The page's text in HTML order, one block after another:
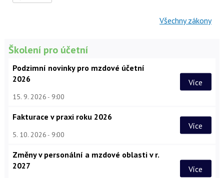
Všechny zákony
Školení pro účetní
Podzimní novinky pro mzdové účetní
2026
15. 9. 2026 9:00
Více
Fakturace v praxi roku 2026
5. 10. 2026 9:00
Více
Změny v personální a mzdové oblasti v r.
2027
Více